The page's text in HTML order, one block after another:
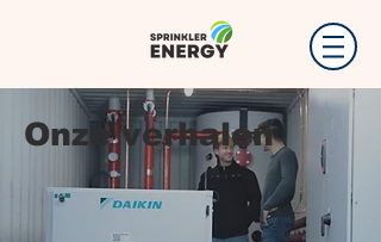
Onze verhalen